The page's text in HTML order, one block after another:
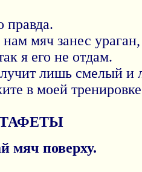
правда.
мяч занес ураган,
я его не отдам.
лишь смелый и
в моей
мяч поверху.